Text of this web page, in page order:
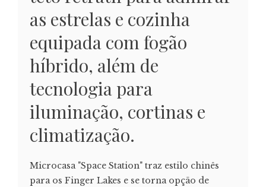
as estrelas e cozinha
equipada com fogão
híbrido, além de
tecnologia para
iluminação, cortinas e
climatização.
Microcasa "Space Station" traz estilo chinês
para os Finger Lakes e se torna opção de